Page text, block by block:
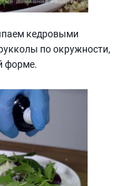
кедровыми
по окружности,
форме.